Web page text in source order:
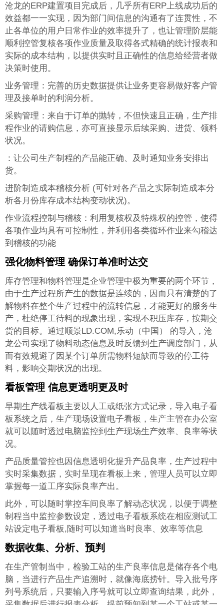
沧龙的ERP建置项目完成后，几乎所有ERP上线成功后的
效益都一一实现，因为部门间信息的沟通有了连贯性，不
止各单位的用户日常作业的效率提升了，也让管理阶层能
顺利控管复核各项作业质量及取得各式精确的统计报表和
实际的成本结构，以提供实时且正确性的信息给经营者做
决策时使用。
业务管理：完善的历史数据提供让业务更容易做好客户管
理及接单时的利润分析。
采购管理：来自于订单的抛转，不但快速且正确，生产排
程作业的请购信息，亦可直接显示后续采购、进货、领料
状况。
：让公司生产制程的产品能正确、及时通知业务安排出
货。
进阶制造成本稽核分析 (可针对各产品之实际制造成本分
析各月份库存成本结构变动状况)。
作业流程控制与稽核：利用复核权及特殊权的控管，使得
各项作业均具有可控制性，并利用各类循环作业来勾稽达
到稽核的功能
强化物料管理 确保订单准时达交
库存管理和物料管理是企业管理中极为重要的两个环节，
由于生产过程所产生的数据是连续的，因而只有清楚的了
解物料在整个生产过程中的流转信息，才能更好的服务生
产，杜绝停工待料的现象出现，实现不积压库存，按期交
货的目标。通过顺景LD.COM,乐动（中国） 的导入，沧
龙公司实现了物料动态信息及时反馈到生产调度部门，从
而有效规避了因某个订单所需物料短缺而导致的停工待
料，影响交期状况的出现。
看板管理 信息更透明更及时
早期生产线看板主要以人工或纸张方式记录，导入电子看
板系统之后，生产现场设置电子看板，生产主管在办公室
就可以随时透过电脑监控到生产现场生产效率、良率等状
况。
产品质量管控也因信息透明化提升产品良率，生产过程中
实时采集数据，实时呈现在看板上来，管理人员可以立即
掌握每一道工序实际良率产出。
此外，可以随时掌控车间良率了解动态状况，以便于调整
制程当中监控参数设定，透过电子看板系统在相应测试工
站设定电子看板,随时可以知道当时良率、效率等信息
数据收集、分析、预判
在生产管制当中，检验工站的生产良率信息是储存各个电
脑，当进行产品生产追溯时，就像海底捞针。导入批号序
列号系统后，只要输入序号就可以立即查询结果，此外，